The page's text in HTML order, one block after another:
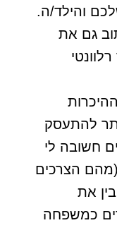
והילד/ה.
גם את
להתעסק
חשובה לי
הצרכים
את
כמשפחה